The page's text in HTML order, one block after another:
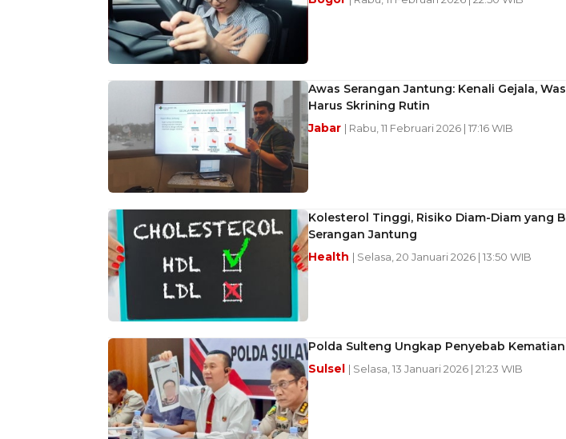
Awas Serangan Jantung: Kenali Gejala,
Harus Skrining Rutin
Jabar | Rabu, 11 Februari 2026 | 17:16 WIB
Kolesterol Tinggi, Risiko Diam-Diam yang
Serangan Jantung
Health | Selasa, 20 Januari 2026 | 13:50 WIB
Polda Sulteng Ungkap Penyebab
Sulsel | Selasa, 13 Januari 2026 | 21:23 WIB